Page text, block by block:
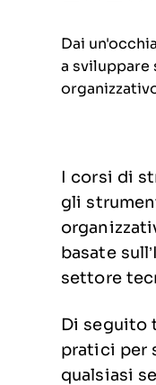
Dai
a sviluppare
I corsi di
gli
basate
settore
Di seguito
pratici per
qualsiasi